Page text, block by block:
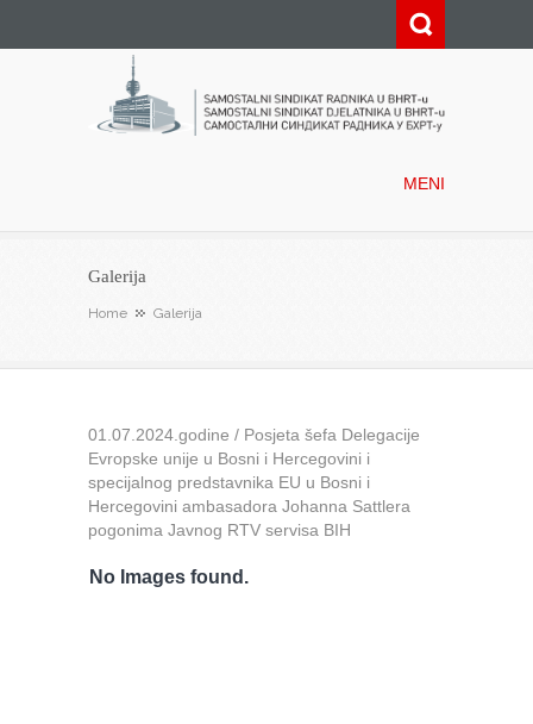
MENI
Galerija
Home Galerija
01.07.2024.godine / Posjeta šefa Delegacije
Evropske unije u Bosni i Hercegovini i
specijalnog predstavnika EU u Bosni i
Hercegovini ambasadora Johanna Sattlera
pogonima Javnog RTV servisa BIH
No Images found.